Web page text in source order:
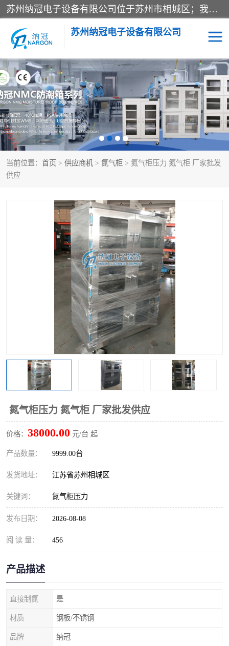
苏州纳冠电子设备有限公司位于苏州市相城区；我司依托国外先进技术结合国内用户的需求，为客户提供具有WMS功能的超低湿快速除湿电子防潮，压缩空气连续干燥柜、智能物料管理氮气储物柜、自制氮氮气柜、防潮氮气组合柜、不锈钢洁净氮气柜、洁净储物柜、石墨舟柜、亮灯导引丝网板存储柜、PCB柔性板气密干燥柜等
苏州纳冠电子设备有限公司
当前位置： 首页 > 供应商机 > 氮气柜 > 氮气柜压力 氮气柜 厂家批发
供应
氮气柜压力 氮气柜 厂家批发供应
价格： 38000.00 元/台 起
产品数量： 9999.00台
发货地址： 江苏省苏州相城区
关键词： 氮气柜压力
发布日期： 2026-08-08
阅 读 量： 456
产品描述
直接制氮 是
材质 钢板/不锈钢
品牌 纳冠
电子防潮箱 氮气柜
智能料架 干燥箱